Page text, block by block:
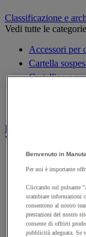
Classificazione e
Vedi tutte le categorie
Accessori per
Cartella
Cartellina e
Decorazione
Vedi tutte le categorie
Cartina
Cornice e
Decorazione
Orologio
Pellicola
Pianta
Benvenuto in
Per noi è importante
Cliccando sul pulsante
scambiare informazioni
consentono al nostro
prestazioni del nostro
consente di offrirti
pubblicità adeguata.